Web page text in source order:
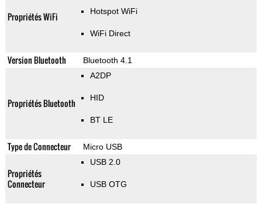
Propriétés WiFi Hotspot WiFi
WiFi Direct
Version Bluetooth Bluetooth 4.1
Propriétés Bluetooth
A2DP
HID
BT LE
Type de Connecteur Micro USB
Propriétés
Connecteur
USB 2.0
USB OTG